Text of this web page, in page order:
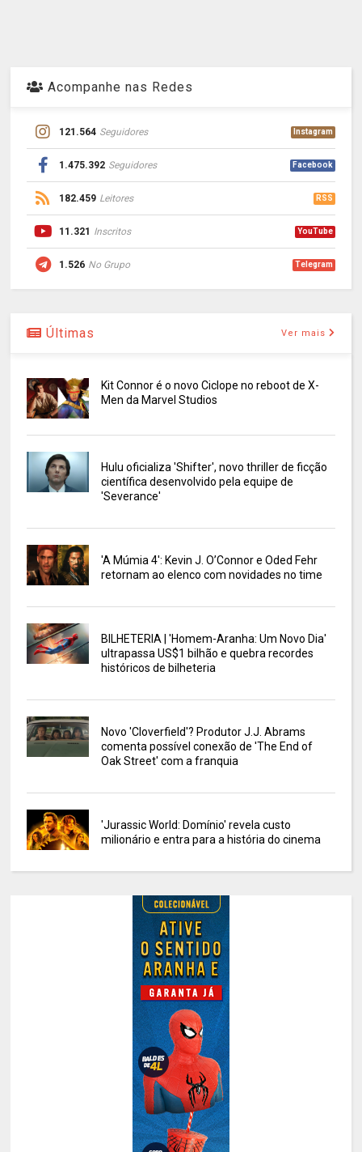
Acompanhe nas Redes
121.564 Seguidores Instagram
1.475.392 Seguidores Facebook
182.459 Leitores RSS
11.321 Inscritos YouTube
1.526 No Grupo Telegram
Últimas Ver mais
Kit Connor é o novo Ciclope no reboot de X-
Men da Marvel Studios
Hulu oficializa 'Shifter', novo thriller de ficção
científica desenvolvido pela equipe de
'Severance'
'A Múmia 4': Kevin J. O’Connor e Oded Fehr
retornam ao elenco com novidades no time
BILHETERIA | 'Homem-Aranha: Um Novo Dia'
ultrapassa US$1 bilhão e quebra recordes
históricos de bilheteria
Novo 'Cloverfield'? Produtor J.J. Abrams
comenta possível conexão de 'The End of
Oak Street' com a franquia
'Jurassic World: Domínio' revela custo
milionário e entra para a história do cinema